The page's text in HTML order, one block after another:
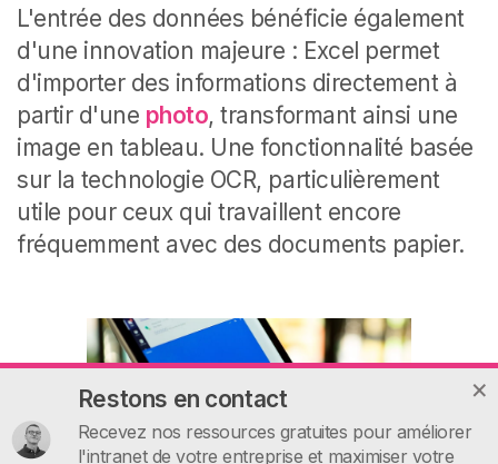
L'entrée des données bénéficie également
d'une innovation majeure : Excel permet
d'importer des informations directement à
partir d'une photo, transformant ainsi une
image en tableau. Une fonctionnalité basée
sur la technologie OCR, particulièrement
utile pour ceux qui travaillent encore
fréquemment avec des documents papier.
Restons en contact
Recevez nos ressources gratuites pour améliorer
l'intranet de votre entreprise et maximiser votre